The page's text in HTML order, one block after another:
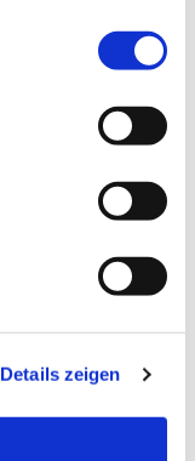
Details zeigen